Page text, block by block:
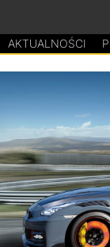
AKTUALNOŚCI